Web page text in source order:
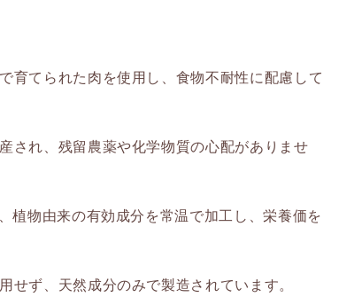
育てられた肉を使用し、食物不耐性に配慮して
され、残留農薬や化学物質の心配がありませ
植物由来の有効成分を常温で加工し、栄養価を
せず、天然成分のみで製造されています。